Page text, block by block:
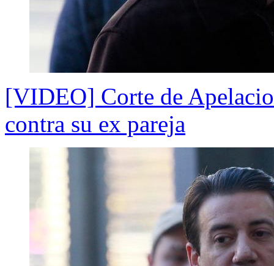
[VIDEO] Corte de
contra su ex pareja